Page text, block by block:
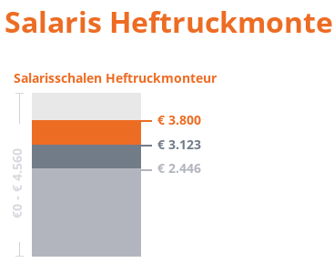
Salaris
Salarisschalen Heftruckmonteur
€0 - € 4.560
€ 3.800
€ 3.123
€ 2.446